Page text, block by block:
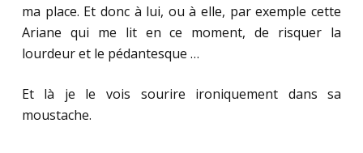
ma place. Et donc à lui, ou à elle, par exemple cette
Ariane qui me lit en ce moment, de risquer la
lourdeur et le pédantesque …
Et là je le vois sourire ironiquement dans sa
moustache.